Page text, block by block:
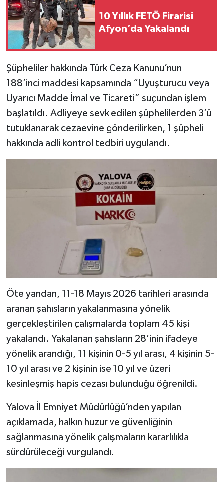
10 Yıllık FETÖ Firarisi
Afyon’da Yakalandı
Şüpheliler hakkında Türk Ceza Kanunu’nun
188’inci maddesi kapsamında “Uyuşturucu veya
Uyarıcı Madde İmal ve Ticareti” suçundan işlem
başlatıldı. Adliyeye sevk edilen şüphelilerden 3’ü
tutuklanarak cezaevine gönderilirken, 1 şüpheli
hakkında adli kontrol tedbiri uygulandı.
Öte yandan, 11-18 Mayıs 2026 tarihleri arasında
aranan şahısların yakalanmasına yönelik
gerçekleştirilen çalışmalarda toplam 45 kişi
yakalandı. Yakalanan şahısların 28’inin ifadeye
yönelik arandığı, 11 kişinin 0-5 yıl arası, 4 kişinin 5-
10 yıl arası ve 2 kişinin ise 10 yıl ve üzeri
kesinleşmiş hapis cezası bulunduğu öğrenildi.
Yalova İl Emniyet Müdürlüğü’nden yapılan
açıklamada, halkın huzur ve güvenliğinin
sağlanmasına yönelik çalışmaların kararlılıkla
sürdürüleceği vurgulandı.